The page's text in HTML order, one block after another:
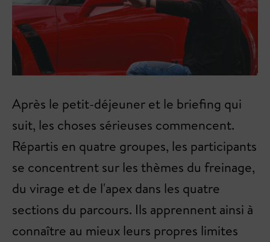
Après le petit-déjeuner et le briefing qui
suit, les choses sérieuses commencent.
Répartis en quatre groupes, les participants
se concentrent sur les thèmes du freinage,
du virage et de l'apex dans les quatre
sections du parcours. Ils apprennent ainsi à
connaître au mieux leurs propres limites